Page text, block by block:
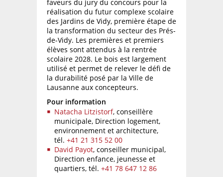
faveurs du jury du concours pour la
réalisation du futur complexe scolaire
des Jardins de Vidy, première étape de
la transformation du secteur des Prés-
de-Vidy. Les premières et premiers
élèves sont attendus à la rentrée
scolaire 2028. Le bois est largement
utilisé et permet de relever le défi de
la durabilité posé par la Ville de
Lausanne aux concepteurs.
Pour information
Natacha Litzistorf, conseillère
municipale, Direction logement,
environnement et architecture,
tél. +41 21 315 52 00
David Payot, conseiller municipal,
Direction enfance, jeunesse et
quartiers, tél. +41 78 647 12 86